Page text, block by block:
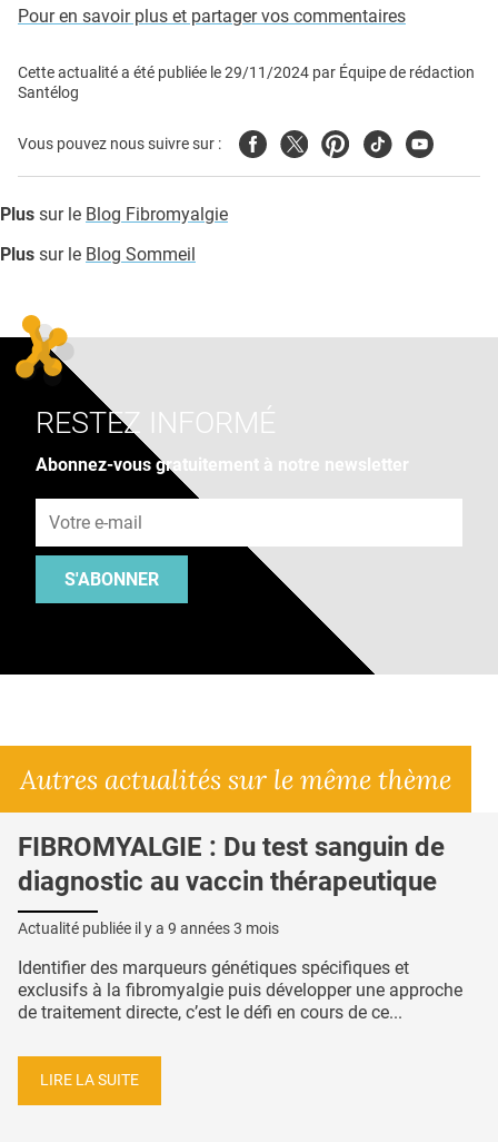
Pour en savoir plus et partager vos commentaires
Cette actualité a été publiée le29/11/2024 par Équipe de rédaction
Santélog
Vous pouvez nous suivre sur : FacebookTwitterPinterest
TiktokYoutube
Plus sur le Blog Fibromyalgie
Plus sur le Blog Sommeil
RESTEZ INFORMÉ
Abonnez-vous gratuitement à notre newsletter
S'ABONNER
Autres actualités sur le même thème
FIBROMYALGIE : Du test sanguin de
diagnostic au vaccin thérapeutique
Actualité publiée il y a 9 années 3 mois
Identifier des marqueurs génétiques spécifiques et
exclusifs à la fibromyalgie puis développer une approche
de traitement directe, c’est le défi en cours de ce...
LIRE LA SUITE